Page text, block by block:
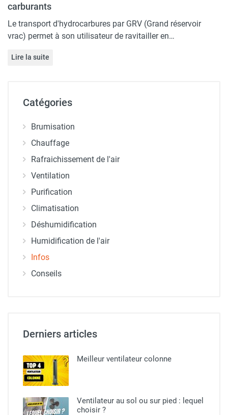
carburants
Le transport d'hydrocarbures par GRV (Grand réservoir
vrac) permet à son utilisateur de ravitailler en…
Lire la suite
Catégories
Brumisation
Chauffage
Rafraichissement de l'air
Ventilation
Purification
Climatisation
Déshumidification
Humidification de l'air
Infos
Conseils
Derniers articles
Meilleur ventilateur colonne
Ventilateur au sol ou sur pied​ : lequel
choisir ?